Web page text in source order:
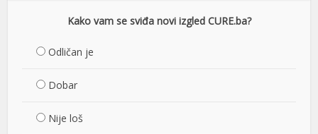
Kako vam se sviđa novi izgled CURE.ba?
Odličan je
Dobar
Nije loš